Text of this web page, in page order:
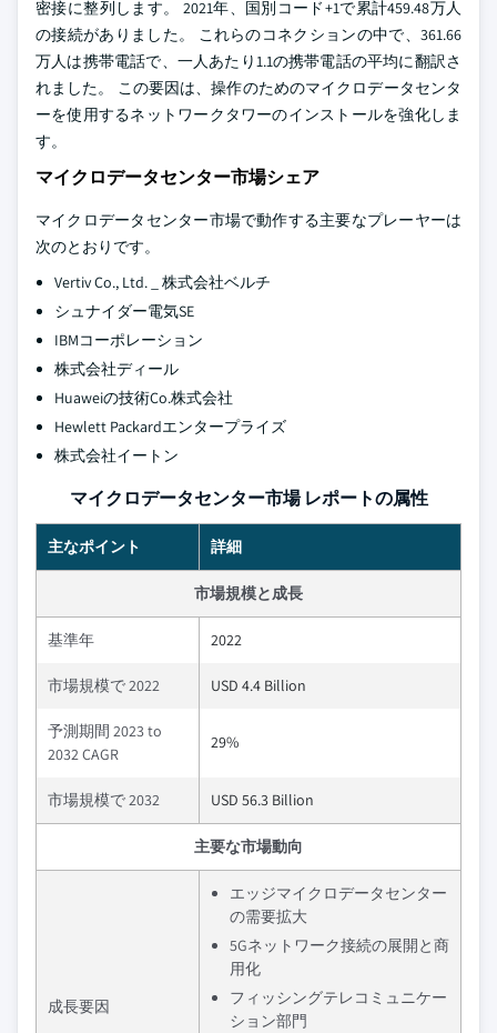
密接に整列します。 2021年、国別コード+1で累計459.48万人
の接続がありました。 これらのコネクションの中で、361.66
万人は携帯電話で、一人あたり1.1の携帯電話の平均に翻訳さ
れました。 この要因は、操作のためのマイクロデータセンタ
ーを使用するネットワークタワーのインストールを強化しま
す。
マイクロデータセンター市場シェア
マイクロデータセンター市場で動作する主要なプレーヤーは
次のとおりです。
Vertiv Co., Ltd. _ 株式会社ベルチ
シュナイダー電気SE
IBMコーポレーション
株式会社ディール
Huaweiの技術Co.株式会社
Hewlett Packardエンタープライズ
株式会社イートン
マイクロデータセンター市場 レポートの属性
主なポイント 詳細
市場規模と成長
基準年 2022
市場規模で 2022 USD 4.4 Billion
予測期間 2023 to
2032 CAGR
29%
市場規模で 2032 USD 56.3 Billion
主要な市場動向
成長要因
エッジマイクロデータセンター
の需要拡大
5Gネットワーク接続の展開と商
用化
フィッシングテレコミュニケー
ション部門